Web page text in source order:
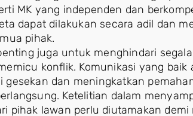
MK yang independen dan
dapat dilakukan secara adil dan
pihak.
juga untuk menghindari
konflik. Komunikasi yang baik
dan meningkatkan
Ketelitian dalam
pihak lawan perlu diutamakan demi